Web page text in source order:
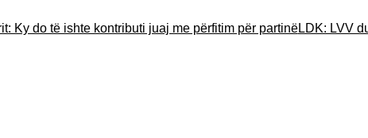
të ishte kontributi juaj me përfitim për partinëLDK: LVV duhet